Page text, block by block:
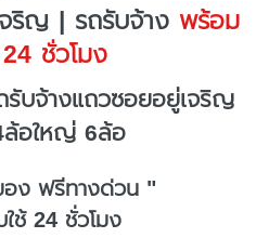
ริญ | รถรับจ้างพร้อม
ชั่วโมง
บจ้างแถวซอยอยู่เจริญ
ล้อใหญ่ 6ล้อ
ง ฟรีทางด่วน "
ช้ 24 ชั่วโมง